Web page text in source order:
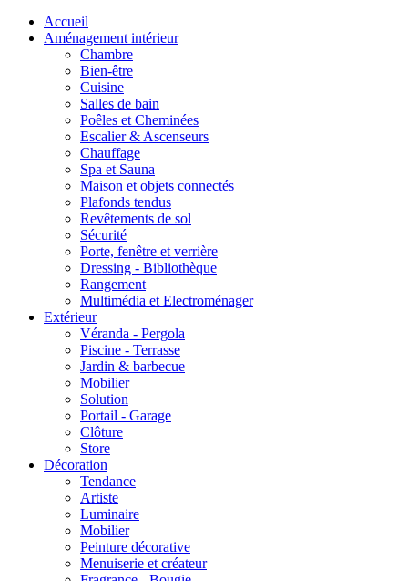
Accueil
Aménagement intérieur
Chambre
Bien-être
Cuisine
Salles de bain
Poêles et Cheminées
Escalier & Ascenseurs
Chauffage
Spa et Sauna
Maison et objets connectés
Plafonds tendus
Revêtements de sol
Sécurité
Porte, fenêtre et verrière
Dressing - Bibliothèque
Rangement
Multimédia et Electroménager
Extérieur
Véranda - Pergola
Piscine - Terrasse
Jardin & barbecue
Mobilier
Solution
Portail - Garage
Clôture
Store
Décoration
Tendance
Artiste
Luminaire
Mobilier
Peinture décorative
Menuiserie et créateur